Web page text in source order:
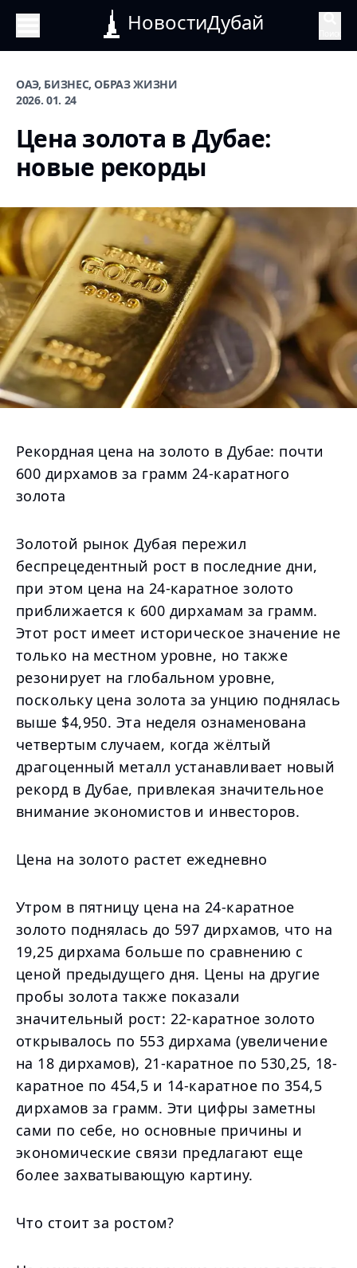
НовостиДубай
ОАЭ, БИЗНЕС, ОБРАЗ ЖИЗНИ
2026. 01. 24
Цена золота в Дубае:
новые рекорды
Рекордная цена на золото в Дубае: почти
600 дирхамов за грамм 24-каратного
золота
Золотой рынок Дубая пережил
беспрецедентный рост в последние дни,
при этом цена на 24-каратное золото
приближается к 600 дирхамам за грамм.
Этот рост имеет историческое значение не
только на местном уровне, но также
резонирует на глобальном уровне,
поскольку цена золота за унцию поднялась
выше $4,950. Эта неделя ознаменована
четвертым случаем, когда жёлтый
драгоценный металл устанавливает новый
рекорд в Дубае, привлекая значительное
внимание экономистов и инвесторов.
Цена на золото растет ежедневно
Утром в пятницу цена на 24-каратное
золото поднялась до 597 дирхамов, что на
19,25 дирхама больше по сравнению с
ценой предыдущего дня. Цены на другие
пробы золота также показали
значительный рост: 22-каратное золото
открывалось по 553 дирхама (увеличение
на 18 дирхамов), 21-каратное по 530,25, 18-
каратное по 454,5 и 14-каратное по 354,5
дирхамов за грамм. Эти цифры заметны
сами по себе, но основные причины и
экономические связи предлагают еще
более захватывающую картину.
Что стоит за ростом?